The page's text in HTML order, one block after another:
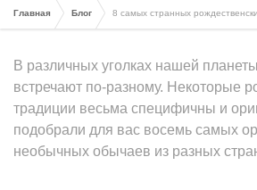
Главная Блог 8 самых странных
В различных уголках нашей
встречают по-разному. Некоторые
традиции весьма специфичны и
подобрали для вас восемь самых
необычных обычаев из разных